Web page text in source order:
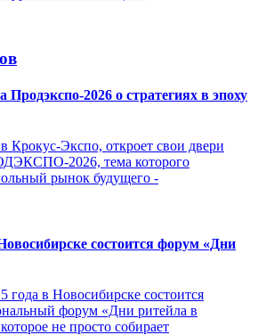
2026 о стратегиях в эпоху
Крокус-Экспо, откроет свои двери
2026, тема которого
рынок будущего -
состоится форум «Дни
года в Новосибирске состоится
форум «Дни ритейла в
не просто собирает